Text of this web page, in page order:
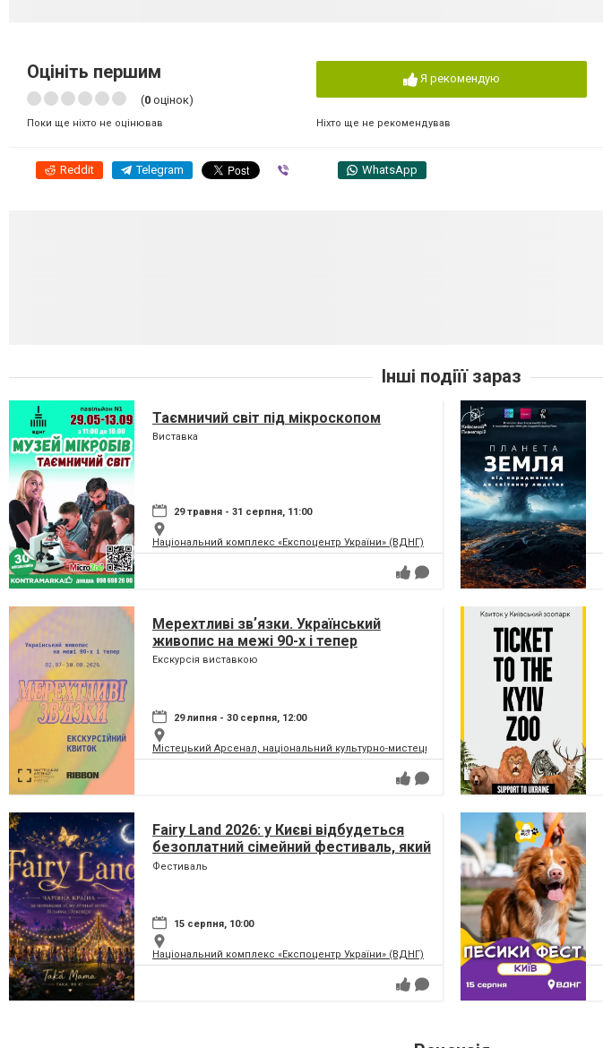
Оцініть першим
(0 оцінок)
Поки ще ніхто не оцінював
Я рекомендую
Ніхто ще не рекомендував
Reddit Telegram WhatsApp
Інші подіїї зараз
Таємничий світ під мікроскопом
Виставка
29 травня - 31 серпня, 11:00
Національний комплекс «Експоцентр України» (ВДНГ)
Мерехтливі звʼязки. Український
живопис на межі 90-х і тепер
Екскурсія виставкою
29 липня - 30 серпня, 12:00
Містецький Арсенал, національний культурно-мистецький та музейний комплекс
Fairy Land 2026: у Києві відбудеться
безоплатний сімейний фестиваль, який
перетворить парк на ВДНГ на чарівну
Фестиваль
15 серпня, 10:00
Національний комплекс «Експоцентр України» (ВДНГ)